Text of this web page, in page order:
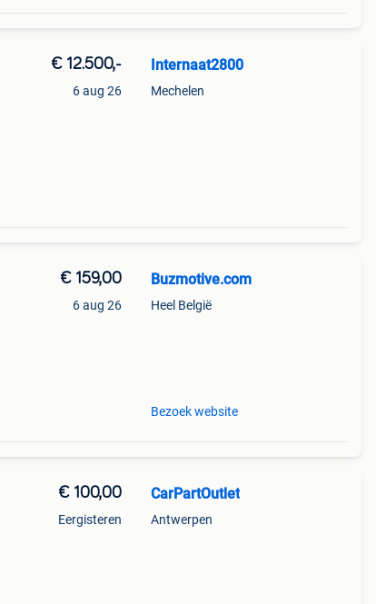
€ 12.500,-
6 aug 26
Internaat2800
Mechelen
€ 159,00
6 aug 26
Buzmotive.com
Heel België
Bezoek website
€ 100,00
Eergisteren
CarPartOutlet
Antwerpen